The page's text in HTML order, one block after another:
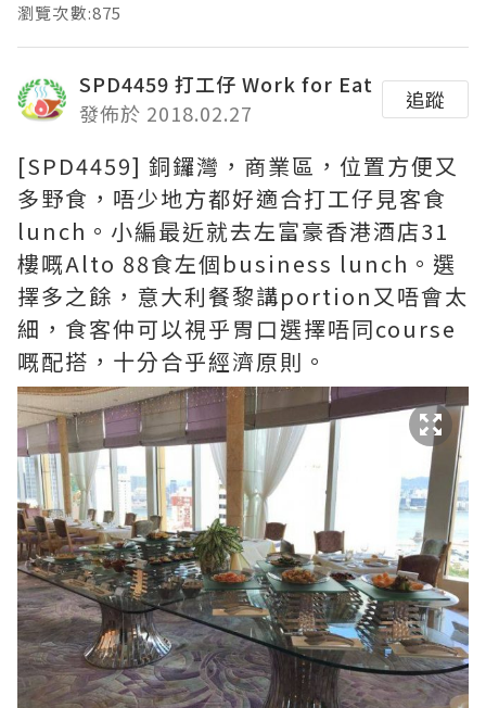
瀏覽次數:875
SPD4459 打工仔 Work for Eat
發佈於 2018.02.27
追蹤
[SPD4459] 銅鑼灣，商業區，位置方便又
多野食，唔少地方都好適合打工仔見客食
lunch。小編最近就去左富豪香港酒店31
樓嘅Alto 88食左個business lunch。選
擇多之餘，意大利餐黎講portion又唔會太
細，食客仲可以視乎胃口選擇唔同course
嘅配搭，十分合乎經濟原則。